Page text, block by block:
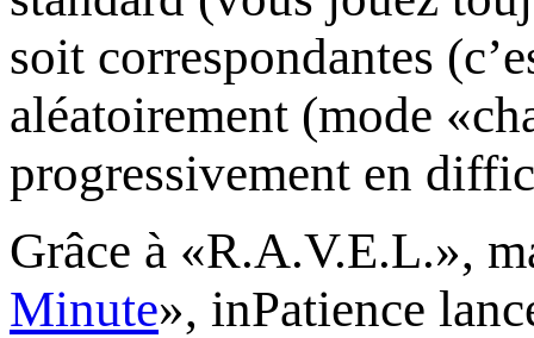
soit correspondantes
aléatoirement (mode
progressivement en
Grâce à «R.A.V.E.L.»,
Minute», inPatience